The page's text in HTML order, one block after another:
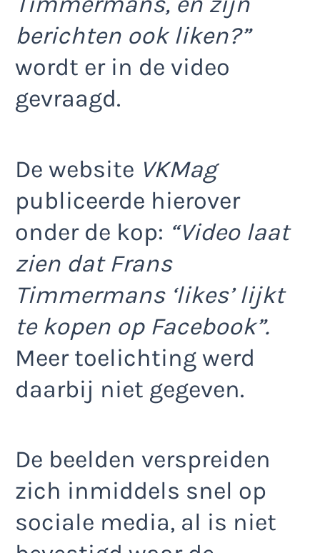
berichten ook liken?”
wordt er in de video
gevraagd.
De website VKMag
publiceerde hierover
onder de kop: “Video laat
zien dat Frans
Timmermans ‘likes’ lijkt
te kopen op Facebook”.
Meer toelichting werd
daarbij niet gegeven.
De beelden verspreiden
zich inmiddels snel op
sociale media, al is niet